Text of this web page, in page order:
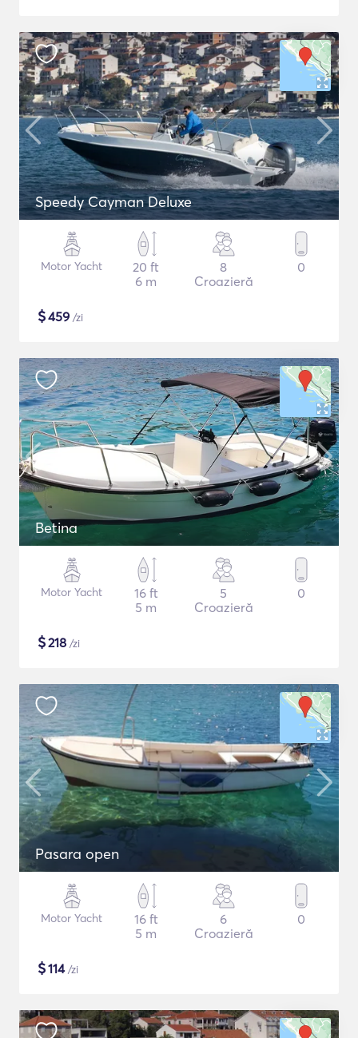
Speedy Cayman Deluxe
Motor Yacht
20 ft
6 m
8
Croazieră
0
$459 /zi
Betina
Motor Yacht
16 ft
5 m
5
Croazieră
0
$218 /zi
Pasara open
Motor Yacht
16 ft
5 m
6
Croazieră
0
$114/zi